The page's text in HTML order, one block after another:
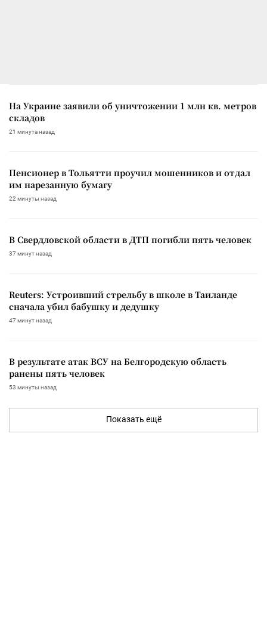
На Украине заявили об уничтожении 1 млн кв. метров
складов
21 минута назад
Пенсионер в Тольятти проучил мошенников и отдал
им нарезанную бумагу
22 минуты назад
В Свердловской области в ДТП погибли пять человек
37 минут назад
Reuters: Устроивший стрельбу в школе в Таиланде
сначала убил бабушку и дедушку
47 минут назад
В результате атак ВСУ на Белгородскую область
ранены пять человек
53 минуты назад
Показать ещё